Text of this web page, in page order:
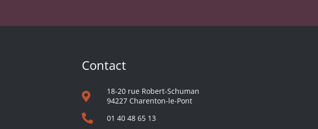
Contact
18-20 rue Robert-Schuman
94227 Charenton-le-Pont
01 40 48 65 13